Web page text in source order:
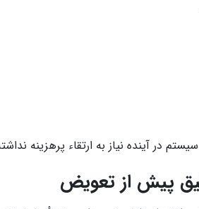
در آینده نیاز به ارتقاء پرهزینه
پیش از تعویض